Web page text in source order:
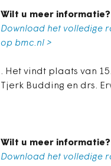
Wilt u meer
Download het volledige
op bmc.nl >
. Het vindt plaats van
Tjerk Budding en drs.
Wilt u meer
Download het volledige